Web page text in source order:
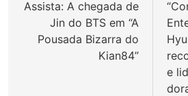
de
Post
Assista: A chegada de
Jin do BTS em “A
Pousada Bizarra do
Kian84”
e